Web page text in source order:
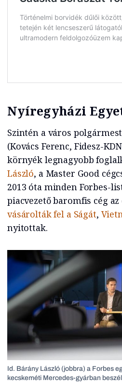
Nyíregyházi
Szintén a város
(Kovács Ferenc, Fidesz-
környék legnagyobb
László, a Master Good
2013 óta minden Forbes-
piacvezető baromfis cég
vásárolták fel a Ságát,
nyitottak.
Id. Bárány László (jobbra) a Forbes
kecskeméti Mercedes-gyárban